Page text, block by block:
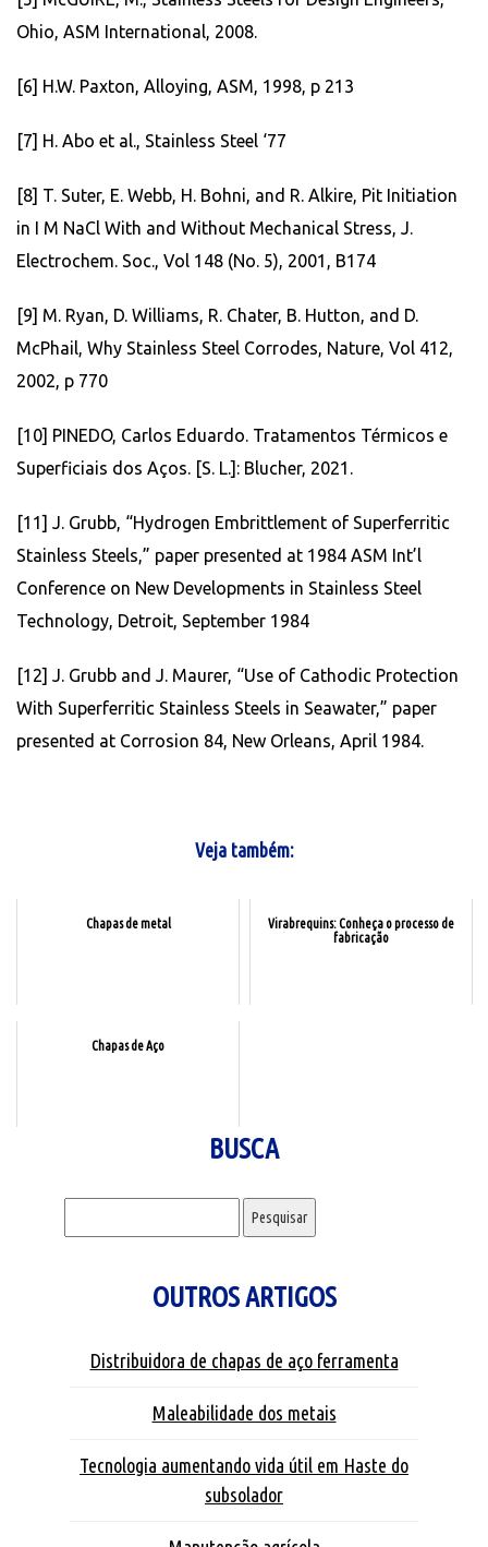
Ohio, ASM International, 2008.
[6] H.W. Paxton, Alloying, ASM, 1998, p 213
[7] H. Abo et al., Stainless Steel ‘77
[8] T. Suter, E. Webb, H. Bohni, and R. Alkire, Pit Initiation
in I M NaCl With and Without Mechanical Stress, J.
Electrochem. Soc., Vol 148 (No. 5), 2001, B174
[9] M. Ryan, D. Williams, R. Chater, B. Hutton, and D.
McPhail, Why Stainless Steel Corrodes, Nature, Vol 412,
2002, p 770
[10] PINEDO, Carlos Eduardo. Tratamentos Térmicos e
Superficiais dos Aços. [S. L.]: Blucher, 2021.
[11] J. Grubb, “Hydrogen Embrittlement of Superferritic
Stainless Steels,” paper presented at 1984 ASM Int’l
Conference on New Developments in Stainless Steel
Technology, Detroit, September 1984
[12] J. Grubb and J. Maurer, “Use of Cathodic Protection
With Superferritic Stainless Steels in Seawater,” paper
presented at Corrosion 84, New Orleans, April 1984.
Veja também:
Chapas de metal
Virabrequins: Conheça o processo de
fabricação
Chapas de Aço
BUSCA
OUTROS ARTIGOS
Distribuidora de chapas de aço ferramenta
Maleabilidade dos metais
Tecnologia aumentando vida útil em Haste do
subsolador